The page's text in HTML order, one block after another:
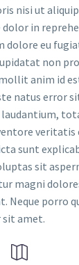
nisi ut aliquip
dolor in
dolore eu
non
anim id
natus error
veritatis
sunt
sit
magni
Neque porro
sit amet.

